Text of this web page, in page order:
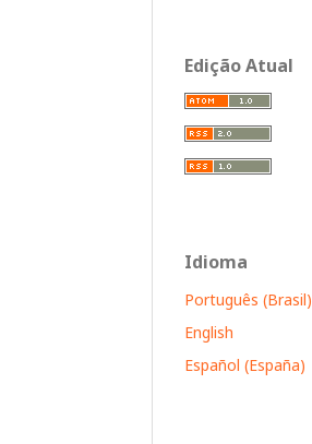
Edição Atual
Idioma
Português (Brasil)
English
Español (España)